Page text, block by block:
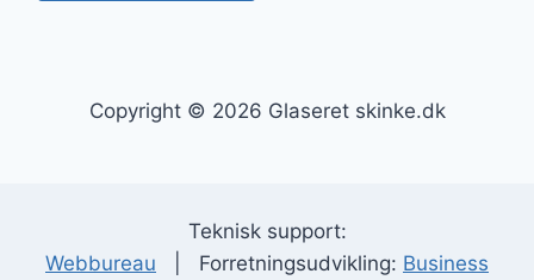
Copyright © 2026 Glaseret skinke.dk
Teknisk support:
Webbureau | Forretningsudvikling: Business